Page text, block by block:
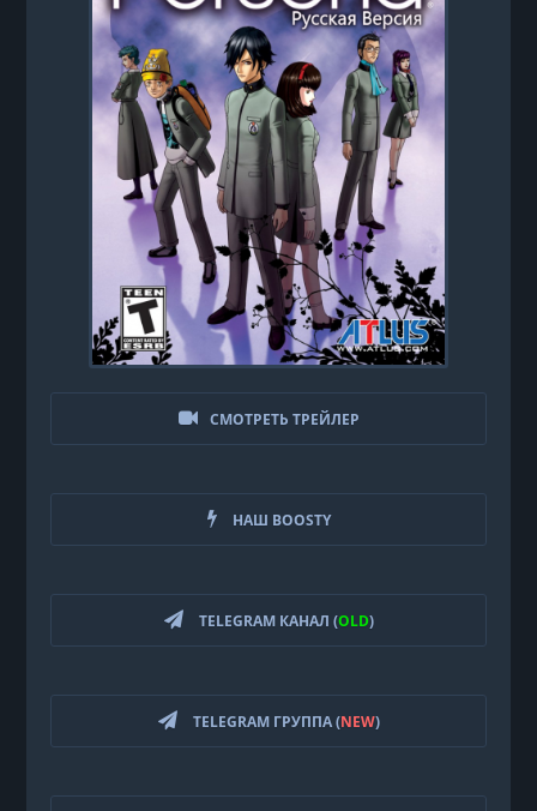
СМОТРЕТЬ ТРЕЙЛЕР
НАШ BOOSTY
TELEGRAM КАНАЛ (OLD)
TELEGRAM ГРУППА (NEW)